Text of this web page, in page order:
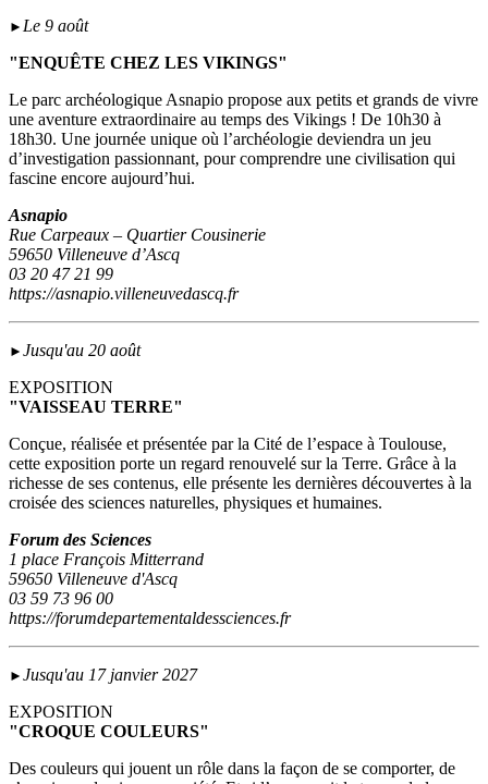
► Le 9 août
"ENQUÊTE CHEZ LES VIKINGS"
Le parc archéologique Asnapio propose aux petits et grands de vivre
une aventure extraordinaire au temps des Vikings ! De 10h30 à
18h30. Une journée unique où l’archéologie deviendra un jeu
d’investigation passionnant, pour comprendre une civilisation qui
fascine encore aujourd’hui.
Asnapio
Rue Carpeaux – Quartier Cousinerie
59650 Villeneuve d’Ascq
03 20 47 21 99
https://asnapio.villeneuvedascq.fr
► Jusqu'au 20 août
EXPOSITION
"VAISSEAU TERRE"
Conçue, réalisée et présentée par la Cité de l’espace à Toulouse,
cette exposition porte un regard renouvelé sur la Terre. Grâce à la
richesse de ses contenus, elle présente les dernières découvertes à la
croisée des sciences naturelles, physiques et humaines.
Forum des Sciences
1 place François Mitterrand
59650 Villeneuve d'Ascq
03 59 73 96 00
https://forumdepartementaldessciences.fr
► Jusqu'au 17 janvier 2027
EXPOSITION
"CROQUE COULEURS"
Des couleurs qui jouent un rôle dans la façon de se comporter, de